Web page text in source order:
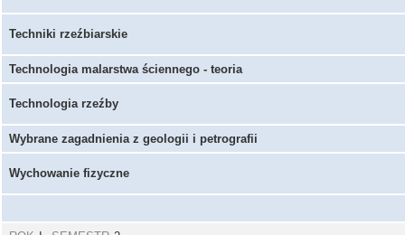
Techniki rzeźbiarskie
Technologia malarstwa ściennego - teoria
Technologia rzeźby
Wybrane zagadnienia z geologii i petrografii
Wychowanie fizyczne